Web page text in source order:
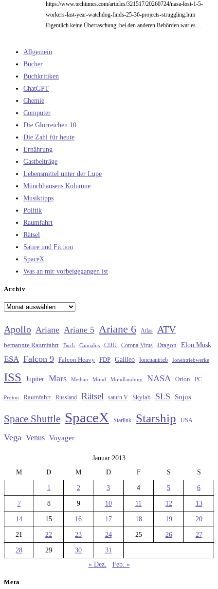
https://www.techtimes.com/articles/321517/20260724/nasa-lost-1-5-
workers-last-year-watchdog-finds-25-36-projects-struggling.htm
Eigentlich keine Überraschung, bei den anderen Behörden war es…
Allgemein
Bücher
Buchkritiken
ChatGPT
Chemie
Computer
Die Glorreichen 10
Die Zahl für heute
Ernährung
Gastbeiträge
Lebensmittel unter der Lupe
Münchhausens Kolumne
Musiktipps
Politik
Raumfahrt
Rätsel
Satire und Fiction
SpaceX
Was an mir vorbeigegangen ist
Archiv
Archiv
Apollo Ariane Ariane 5 Ariane 6 Atlas ATV
bemannte Raumfahrt Buch Cannabis CDU Corona-Virus Dragon Elon Musk
ESA Falcon 9 Falcon Heavy FDP Galileo Ionenantrieb Ionentriebwerke
ISS Jupiter Mars Methan Mond Mondlandung NASA Orion PC
Proton Raumfahrt Russland Rätsel saturn V Skylab SLS Sojus
Space Shuttle SpaceX Starlink Starship USA
Vega Venus Voyager
Januar 2013
M
D M D F S S
1 2 3 4 5 6
7 8 9 10 11 12 13
14 15 16 17 18 19 20
21 22 23 24 25 26 27
28 29 30
31
« Dez.
Feb. »
Meta